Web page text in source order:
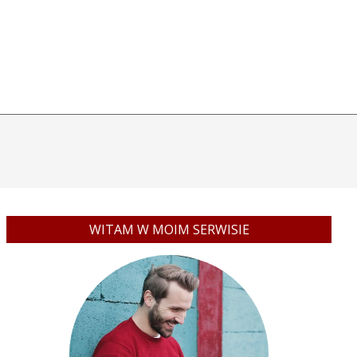
WITAM W MOIM SERWISIE